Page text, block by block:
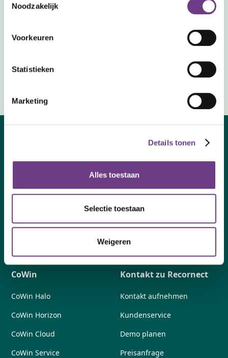
Noodzakelijk
Voorkeuren
Statistieken
Marketing
Details tonen
Alles toestaan
Selectie toestaan
Weigeren
Social Media? Und möchtest du dazu
Niederlanden und weltweit zu stärken?
Praktikumsplatz für dich!
Mit Ihrer Anmeldung stimmen Sie unserer
CoWin
CoWin Halo
CoWin Horizon
CoWin Cloud
CoWin Service
Kontakt zu Recornect
Kontakt aufnehmen
Kundenservice
Demo planen
Preisanfrage